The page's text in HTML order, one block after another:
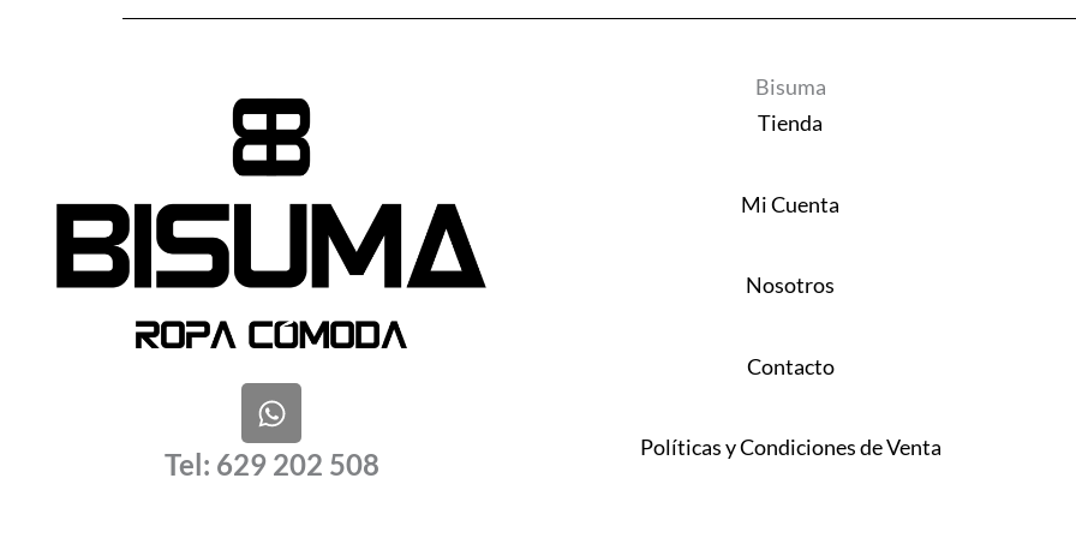
W
h
a
t
Tel: 629 202 508
Bisuma
Tienda
Mi Cuenta
Nosotros
Contacto
Políticas y Condiciones de Venta